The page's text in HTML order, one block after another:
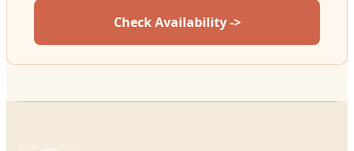
Check Availability ->